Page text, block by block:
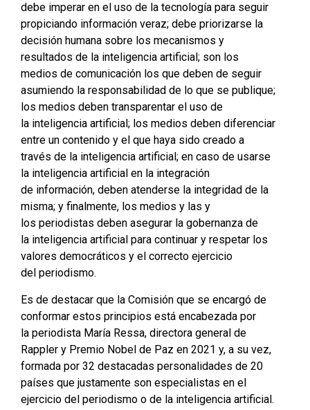
debe imperar en el uso de la tecnología para seguir
propiciando información veraz; debe priorizarse la
decisión humana sobre los mecanismos y
resultados de la inteligencia artificial; son los
medios de comunicación los que deben de seguir
asumiendo la responsabilidad de lo que se publique;
los medios deben transparentar el uso de
la inteligencia artificial; los medios deben diferenciar
entre un contenido y el que haya sido creado a
través de la inteligencia artificial; en caso de usarse
la inteligencia artificial en la integración
de información, deben atenderse la integridad de la
misma; y finalmente, los medios y las y
los periodistas deben asegurar la gobernanza de
la inteligencia artificial para continuar y respetar los
valores democráticos y el correcto ejercicio
del periodismo.
Es de destacar que la Comisión que se encargó de
conformar estos principios está encabezada por
la periodista María Ressa, directora general de
Rappler y Premio Nobel de Paz en 2021 y, a su vez,
formada por 32 destacadas personalidades de 20
países que justamente son especialistas en el
ejercicio del periodismo o de la inteligencia artificial.